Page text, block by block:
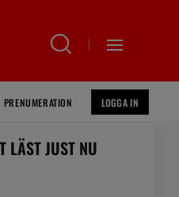
PRENUMERATION LOGGA IN
LÄST JUST NU